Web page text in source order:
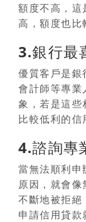
額度不高，這
高，額度也比
3.銀行最
優質客戶是銀
會計師等專業
象，若是這些
比較低利的信
4.諮詢專
當無法順利申
原因，就會
不斷地被拒絕
申請信用貸